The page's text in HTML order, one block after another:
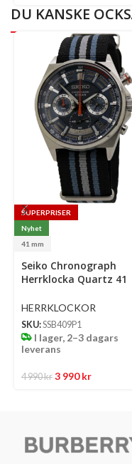
DU KANSKE
SUPERPRISER
Nyhet
41 mm
Select
options
Seiko Chronograph
Herrklocka Quartz 41
Nylonarmband
HERRKLOCKOR
SKU:SSB409P1
I lager, 2–3 dagars
leverans
4 990kr 3 990kr